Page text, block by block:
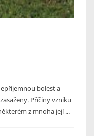
bolest a
Příčiny vzniku
z mnoha její ...